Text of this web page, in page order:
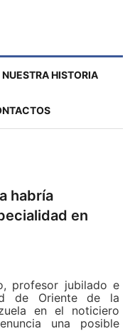
NUESTRA HISTORIA
habría
en
profesor jubilado e
de Oriente de la
en el noticiero
una posible